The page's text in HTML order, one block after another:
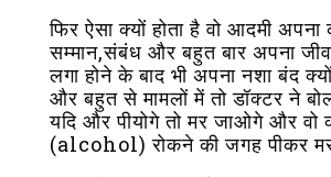
फिर ऐसा क्यों होता है वो आदमी अपना
सम्मान,संबंध और बहुत बार अपना
लगा होने के बाद भी अपना नशा बंद
और बहुत से मामलों में तो डॉक्टर ने
यदि और पीयोगे तो मर जाओगे और वो
(alcohol) रोकने की जगह पीकर मर